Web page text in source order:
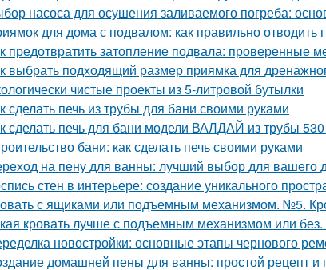
насоса для осушения заливаемого погреба:
для дома с подвалом: как правильно отводить
предотвратить затопление подвала: проверенные
выбрать подходящий размер приямка для
чистые проекты из 5-литровой бутылки
сделать печь из трубы для бани своими руками
сделать печь для бани модели ВАЛДАЙ из трубы
бани: как сделать печь своими руками
на пену для ванны: лучший выбор для вашего
стен в интерьере: создание уникального
с ящиками или подъемным механизмом. №5.
кровать лучше с подъемным механизмом или
новостройки: основные этапы чернового
домашней пены для ванны: простой рецепт и